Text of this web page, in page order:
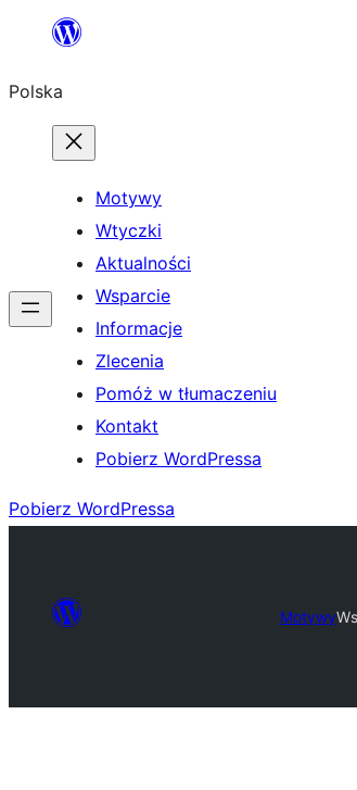
Przejdź
treści
Polska
Motywy
Wtyczki
Aktualności
Wsparcie
Informacje
Zlecenia
Pomóż w tłumaczeniu
Kontakt
Pobierz WordPressa
Pobierz WordPressa
Motywy